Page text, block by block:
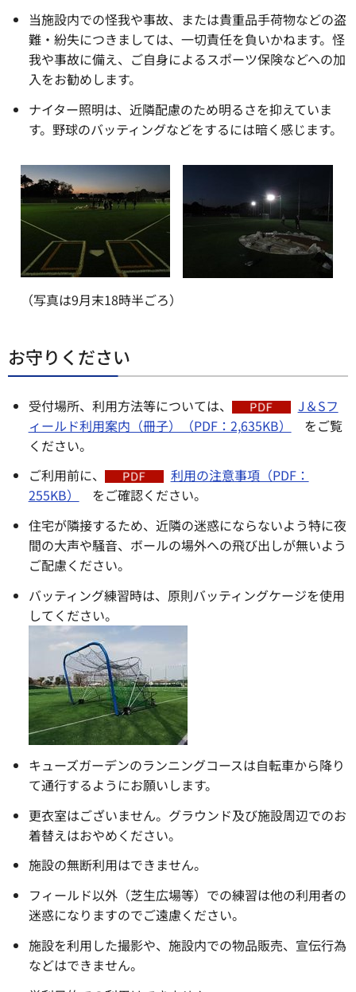
当施設内での怪我や事故、または貴重品手荷物などの盗
難・紛失につきましては、一切責任を負いかねます。怪
我や事故に備え、ご自身によるスポーツ保険などへの加
入をお勧めします。
ナイター照明は、近隣配慮のため明るさを抑えていま
す。野球のバッティングなどをするには暗く感じます。
（写真は9月末18時半ごろ）
お守りください
受付場所、利用方法等については、
J＆Sフ
ィールド利用案内（冊子）（PDF：2,635KB）
をご覧
ください。
ご利用前に、
利用の注意事項（PDF：
255KB）
をご確認ください。
住宅が隣接するため、近隣の迷惑にならないよう特に夜
間の大声や騒音、ボールの場外への飛び出しが無いよう
ご配慮ください。
バッティング練習時は、原則バッティングケージを使用
してください。
キューズガーデンのランニングコースは自転車から降り
て通行するようにお願いします。
更衣室はございません。グラウンド及び施設周辺でのお
着替えはおやめください。
施設の無断利用はできません。
フィールド以外（芝生広場等）での練習は他の利用者の
迷惑になりますのでご遠慮ください。
施設を利用した撮影や、施設内での物品販売、宣伝行為
などはできません。